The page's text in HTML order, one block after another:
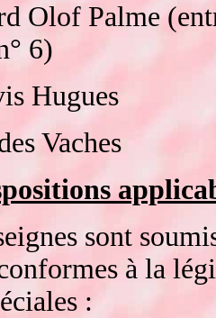
Olof Palme
6)
Hugues
Vaches
sont
à la
: